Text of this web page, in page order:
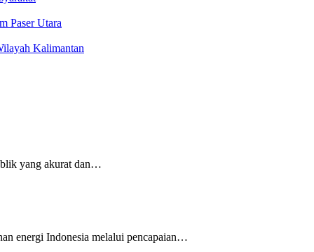
Paser Utara
Kalimantan
yang akurat dan…
energi Indonesia melalui pencapaian…